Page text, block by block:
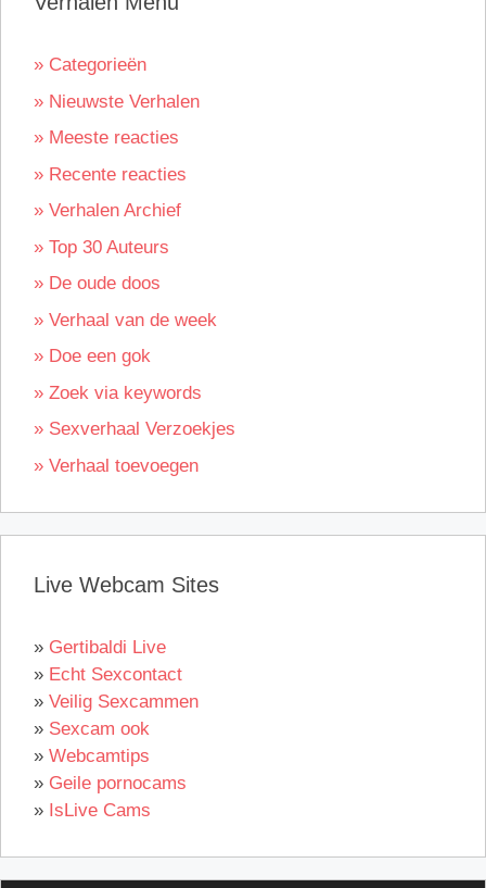
» Categorieën
» Nieuwste Verhalen
» Meeste reacties
» Recente reacties
» Verhalen Archief
» Top 30 Auteurs
» De oude doos
» Verhaal van de week
» Doe een gok
» Zoek via keywords
» Sexverhaal Verzoekjes
» Verhaal toevoegen
Live Webcam Sites
» Gertibaldi Live
» Echt Sexcontact
» Veilig Sexcammen
» Sexcam ook
» Webcamtips
» Geile pornocams
» IsLive Cams